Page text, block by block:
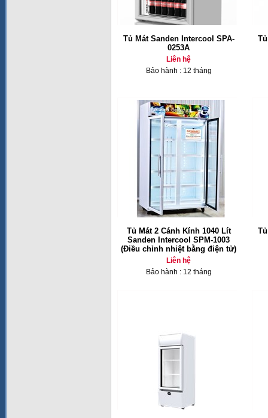
Tủ Mát Sanden Intercool SPA-
0253A
Liên hệ
Bảo hành : 12 tháng
Tủ Mát 2 Cánh Kính 1040 Lít
Sanden Intercool SPM-1003
(Điều chỉnh nhiệt bằng điện tử)
Liên hệ
Bảo hành : 12 tháng